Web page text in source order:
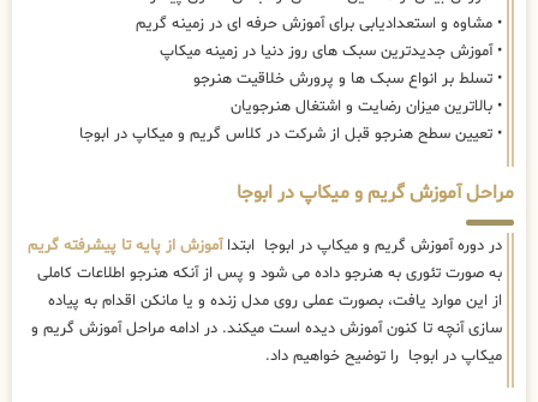
• مشاوه و استعدادیابی برای آموزش حرفه ای در زمینه گریم
• آموزش جدیدترین سبک های روز دنیا در زمینه میکاپ
• تسلط بر انواع سبک ها و پرورش خلاقیت هنرجو
• بالاترین میزان رضایت و اشتغال هنرجویان
• تعیین سطح هنرجو قبل از شرکت در کلاس گریم و میکاپ در ابوجا
مراحل آموزش گریم و میکاپ در ابوجا
در دوره آموزش گریم و میکاپ در ابوجا ابتداآموزش از پایه تا پیشرفته گریم
به صورت تئوری به هنرجو داده می شود و پس از آنکه هنرجو اطلاعات کاملی
از این موارد یافت، بصورت عملی روی مدل زنده و یا مانکن اقدام به پیاده
سازی آنچه تا کنون آموزش دیده است میکند. در ادامه مراحل آموزش گریم و
میکاپ در ابوجا را توضیح خواهیم داد.